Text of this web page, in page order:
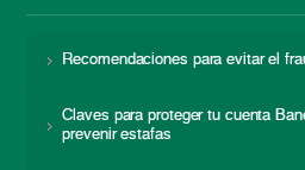
Recomendaciones para evitar el
Claves para proteger tu cuenta
prevenir estafas